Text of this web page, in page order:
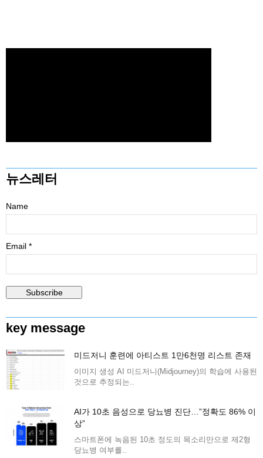
뉴스레터
Name
Email *
key message
미드저니 훈련에 아티스트 1만6천명 리스트 존재
이미지 생성 AI 미드저니(Midjourney)의 학습에 사용된
것으로 추정되는..
AI가 10초 음성으로 당뇨병 진단…”정확도 86% 이
상”
스마트폰에 녹음된 10초 정도의 목소리만으로 제2형
당뇨병 여부를..